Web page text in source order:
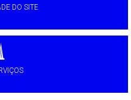
DO SITE